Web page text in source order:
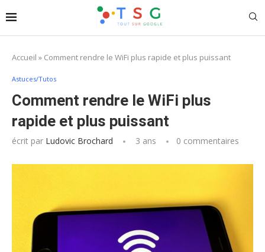
Accueil » Comment rendre le WiFi plus rapide et plus puissant
Astuces/Tutos
Comment rendre le WiFi plus
rapide et plus puissant
écrit par Ludovic Brochard 3 ans 0 commentaires